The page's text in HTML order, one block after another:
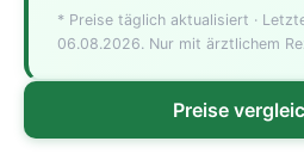
* Preise täglich aktualisiert ·
06.08.2026. Nur mit ärztlichem
Preise